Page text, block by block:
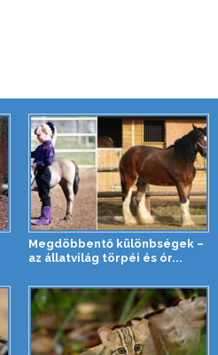
Megdöbbentő különbségek –
az állatvilág törpéi és ór...